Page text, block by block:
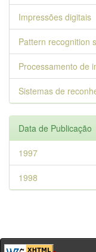
Impressões digitais
Pattern recognition
Processamento de
Sistemas de
Data de Publicação
1997
1998
Av.